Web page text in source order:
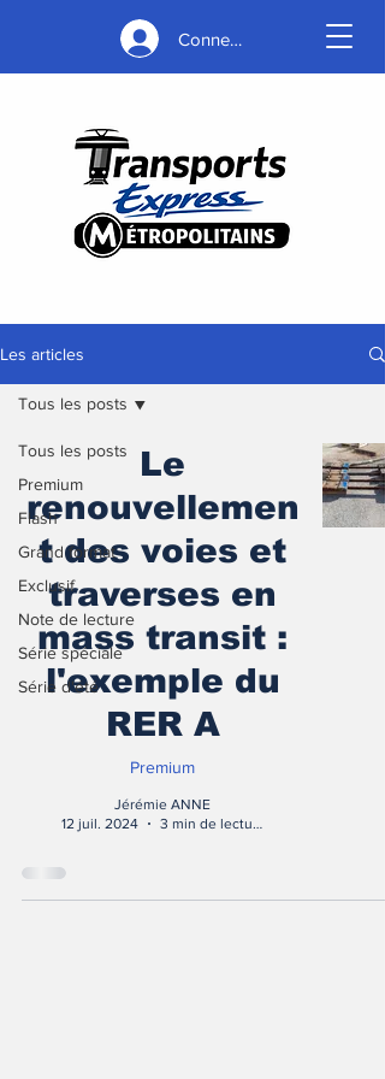
Connexion
Les articles
Tous les posts
Premium
Flash
Grand format
Exclusif
Note de lecture
Série spéciale
Série d'été
Tous les posts
Le
renouvellemen
t des voies et
traverses en
mass transit :
l'exemple du
RER A
Premium
Jérémie ANNE
12 juil. 2024
3 min de lecture